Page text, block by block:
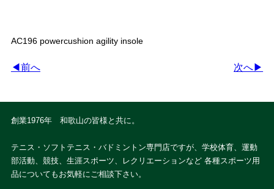
AC196 powercushion agility insole
◀前へ 次へ▶
創業1976年 和歌山の皆様と共に。
テニス・ソフトテニス・バドミントン専門店ですが、学校体育、運動
部活動、競技、生涯スポーツ、レクリエーションなど 各種スポーツ用
品についてもお気軽にご相談下さい。